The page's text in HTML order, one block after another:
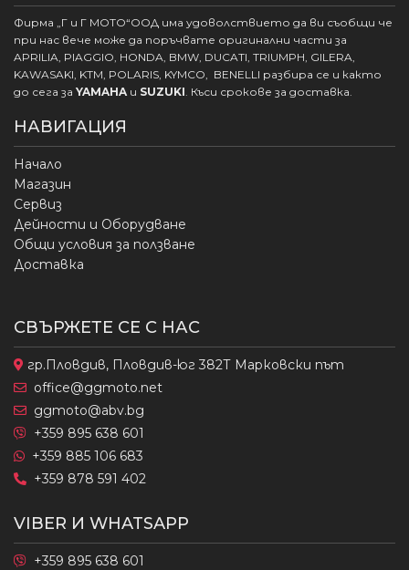
Фирма „Г и Г МОТО“ООД има удоволствието да ви съобщи че
при нас вече може да поръчвате оригинални части за
APRILIA, PIAGGIO, HONDA, BMW, DUCATI, TRIUMPH, GILERA,
KAWASAKI, KTM, POLARIS, KYMCO, BENELLI разбира се и както
до сега за YAMAHA и SUZUKI . Къси срокове за доставка.
НАВИГАЦИЯ
Начало
Магазин
Сервиз
Дейности и Оборудване
Общи условия за ползване
Доставка
СВЪРЖЕТЕ СЕ С НАС
гр.Пловдив, Пловдив-юг 382Т Марковски път
office@ggmoto.net
ggmoto@abv.bg
+359 895 638 601
+359 885 106 683
+359 878 591 402
VIBER И WHATSAPP
+359 895 638 601